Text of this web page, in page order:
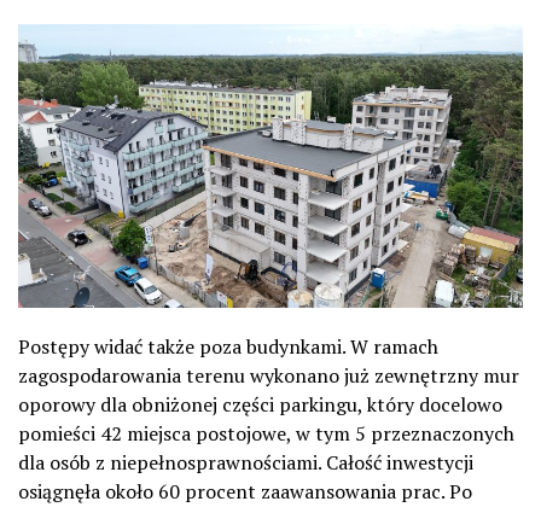
Postępy widać także poza budynkami. W ramach
zagospodarowania terenu wykonano już zewnętrzny mur
oporowy dla obniżonej części parkingu, który docelowo
pomieści 42 miejsca postojowe, w tym 5 przeznaczonych
dla osób z niepełnosprawnościami. Całość inwestycji
osiągnęła około 60 procent zaawansowania prac. Po